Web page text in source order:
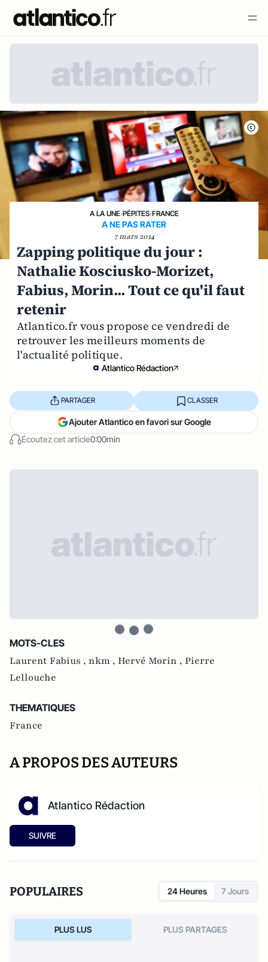
A LA UNE›PÉPITES›FRANCE
A NE PAS RATER
7 mars 2014
Zapping politique du jour :
Nathalie Kosciusko-Morizet,
Fabius, Morin... Tout ce qu'il faut
retenir
Atlantico.fr vous propose ce vendredi de
retrouver les meilleurs moments de
l'actualité politique.
Atlantico Rédaction
Écoutez cet article0:00min
PARTAGER CLASSER
Ajouter Atlantico en favori sur Google
MOTS-CLES
Laurent Fabius , nkm , Hervé Morin , Pierre
Lellouche
THEMATIQUES
France
A PROPOS DES AUTEURS
Atlantico Rédaction
SUIVRE
POPULAIRES 24 Heures 7 Jours
PLUS LUS PLUS PARTAGES